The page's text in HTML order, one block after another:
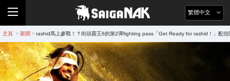
繁體中文
主頁 > 新聞 > rashid馬上參戰！？街頭霸王6的第2彈fighting pass「Get Ready for rashid！」配信